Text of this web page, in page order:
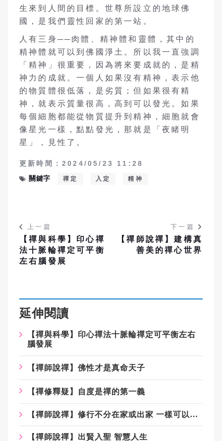
生來到人間的目標。世尊所設立的地球佛
國，是我們靈性回家的第一站。
人有三身──肉體、精神體和靈體，其中的
精神體就可以到佛國淨土。所以我一直強調
「精神」很重要，因為將來要成就的，是精
神力的成就。一個人如果沒有精神，表示他
的物質體很低落，是劣質；但如果很有精
神，就表示質量很高，高到可以發光。如果
每個細胞都能從物質提升到精神，細胞就會
像星光一樣，點點發光，那就是「夜睹明
星」，見性了。
更新時間：2024/05/23 11:28
關鍵字
禪定 入定 精神
上一篇
【禪與科學】印心禪
法十脈輪禪定可平衡
左右腦發展
下一篇
【禪師說禪】建構真
善美的禪心世界
延伸閱讀
【禪與科學】印心禪法十脈輪禪定可平衡左右
腦發展
【禪師說禪】佛性才是真命天子
【禪修釋疑】自度是禪的第一義
【禪師說禪】修行不分在家或出家 一樣可以成就
【禪師說禪】出賢入聖 智慧人生